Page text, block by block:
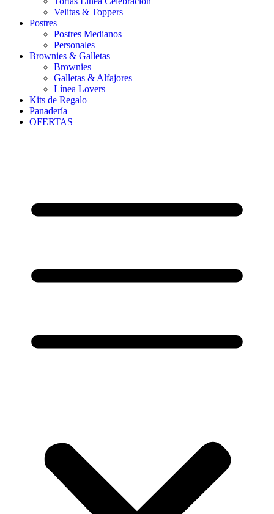
Velitas & Toppers
Postres
Postres Medianos
Personales
Brownies & Galletas
Brownies
Galletas & Alfajores
Línea Lovers
Kits de Regalo
Panadería
OFERTAS